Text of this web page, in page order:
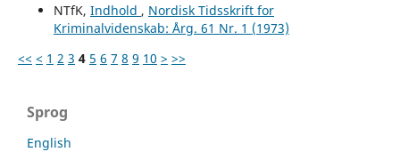
NTfK, Indhold , Nordisk Tidsskrift for
Kriminalvidenskab: Årg. 61 Nr. 1 (1973)
<< < 1 2 3 4 5 6 7 8 9 10 > >>
Sprog
English